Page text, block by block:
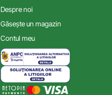
Despre noi
Găsește un magazin
Contul meu